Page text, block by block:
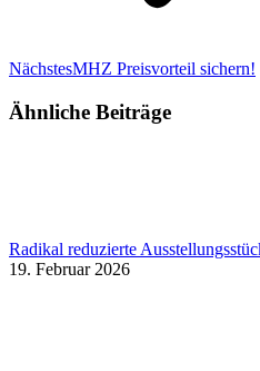
NächstesNächster
MHZ Preisvorteil sichern!
Ähnliche Beiträge
Radikal reduzierte
19. Februar 2026